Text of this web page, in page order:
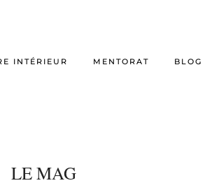
INTÉRIEUR MENTORAT BLOG
LE MAG